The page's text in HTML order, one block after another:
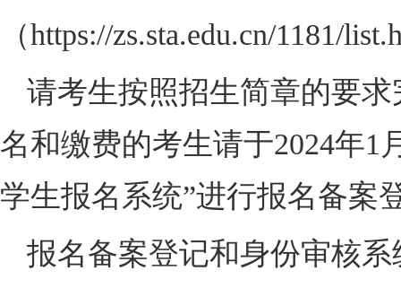
（https://zs.sta.edu.cn/1181/
请考生按照招生简章的要
名和缴费的考生请于2024年1
学生报名系统”进行报名备案
报名备案登记和身份审核系